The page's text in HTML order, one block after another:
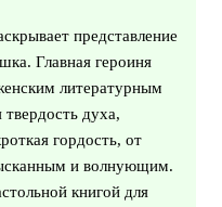
представление
Главная героиня
литературным
духа,
гордость, от
и волнующим.
книгой для